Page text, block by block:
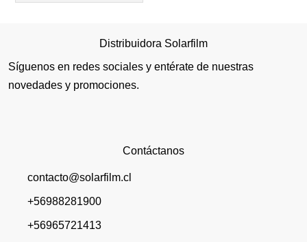
Distribuidora Solarfilm
Síguenos en redes sociales y entérate de nuestras
novedades y promociones.
Contáctanos
contacto@solarfilm.cl
+56988281900
+56965721413